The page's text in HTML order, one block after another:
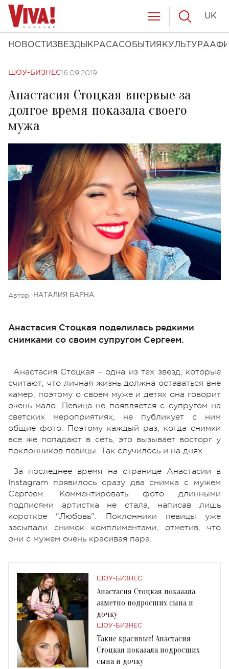
НОВОСТИ ЗВЕЗДЫ КРАСАСОБЫТИЯ КУЛЬТУРА
UK
ШОУ-БИЗНЕС16.09.2019
Анастасия Стоцкая впервые за
долгое время показала своего
мужа
Автор: НАТАЛИЯ БАРНА
Анастасия Стоцкая поделилась редкими
снимками со своим супругом Сергеем.
Анастасия Стоцкая – одна из тех звезд, которые
считают, что личная жизнь должна оставаться вне
камер, поэтому о своем муже и детях она говорит
очень мало. Певица не появляется с супругом на
светских мероприятиях, не публикует с ним
общие фото. Поэтому каждый раз, когда снимки
все же попадают в сеть, это вызывает восторг у
поклонников певицы. Так случилось и на днях.
За последнее время на странице Анастасии в
Instagram появилось сразу два снимка с мужем
Сергеем. Комментировать фото длинными
подписями артистка не стала, написав лишь
короткое "Любовь". Поклонники певицы уже
засыпали снимок комплиментами, отметив, что
они с мужем очень красивая пара.
ШОУ-БИЗНЕС
Анастасия Стоцкая показала
заметно подросших сына и
дочку
ШОУ-БИЗНЕС
Такие красивые! Анастасия
Стоцкая показала подросших
сына и дочку